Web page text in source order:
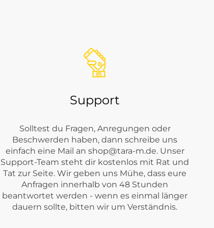
Support
Solltest du Fragen, Anregungen oder
Beschwerden haben, dann schreibe uns
einfach eine Mail an shop@tara-m.de. Unser
Support-Team steht dir kostenlos mit Rat und
Tat zur Seite. Wir geben uns Mühe, dass eure
Anfragen innerhalb von 48 Stunden
beantwortet werden - wenn es einmal länger
dauern sollte, bitten wir um Verständnis.